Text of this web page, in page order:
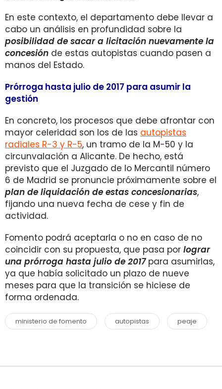
En este contexto, el departamento debe llevar a
cabo un análisis en profundidad sobre la
posibilidad de sacar a licitación nuevamente la
concesión de estas autopistas cuando pasen a
manos del Estado.
Prórroga hasta julio de 2017 para asumir la
gestión
En concreto, los procesos que debe afrontar con
mayor celeridad son los de las autopistas
radiales R-3 y R-5, un tramo de la M-50 y la
circunvalación a Alicante. De hecho, está
previsto que el Juzgado de lo Mercantil número
6 de Madrid se pronuncie próximamente sobre el
plan de liquidación de estas concesionarias,
fijando una nueva fecha de cese y fin de
actividad.
Fomento podrá aceptarla o no en caso de no
coincidir con su propuesta, que pasa por lograr
una prórroga hasta julio de 2017para asumirlas,
ya que había solicitado un plazo de nueve
meses para que la transición se hiciese de
forma ordenada.
ministerio de fomento autopistas peaje